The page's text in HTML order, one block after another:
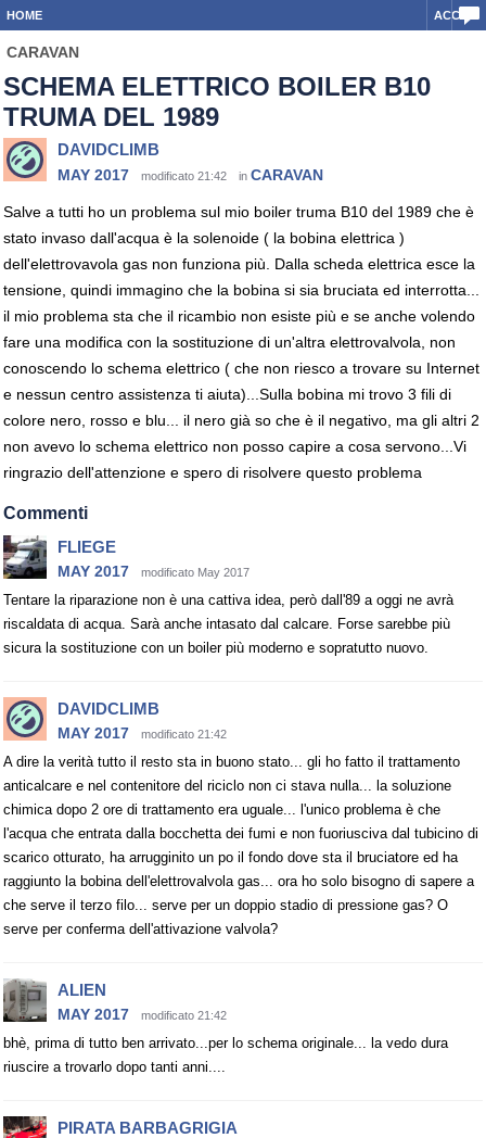
HOME ACCEDI
CARAVAN
SCHEMA ELETTRICO BOILER B10
TRUMA DEL 1989
DAVIDCLIMB
MAY 2017 modificato 21:42 in CARAVAN
Salve a tutti ho un problema sul mio boiler truma B10 del 1989 che è
stato invaso dall'acqua è la solenoide ( la bobina elettrica )
dell'elettrovavola gas non funziona più. Dalla scheda elettrica esce la
tensione, quindi immagino che la bobina si sia bruciata ed interrotta...
il mio problema sta che il ricambio non esiste più e se anche volendo
fare una modifica con la sostituzione di un'altra elettrovalvola, non
conoscendo lo schema elettrico ( che non riesco a trovare su Internet
e nessun centro assistenza ti aiuta)...Sulla bobina mi trovo 3 fili di
colore nero, rosso e blu... il nero già so che è il negativo, ma gli altri 2
non avevo lo schema elettrico non posso capire a cosa servono...Vi
ringrazio dell'attenzione e spero di risolvere questo problema
Commenti
FLIEGE
MAY 2017 modificato May 2017
Tentare la riparazione non è una cattiva idea, però dall'89 a oggi ne avrà
riscaldata di acqua. Sarà anche intasato dal calcare. Forse sarebbe più
sicura la sostituzione con un boiler più moderno e sopratutto nuovo.
DAVIDCLIMB
MAY 2017 modificato 21:42
A dire la verità tutto il resto sta in buono stato... gli ho fatto il trattamento
anticalcare e nel contenitore del riciclo non ci stava nulla... la soluzione
chimica dopo 2 ore di trattamento era uguale... l'unico problema è che
l'acqua che entrata dalla bocchetta dei fumi e non fuoriusciva dal tubicino di
scarico otturato, ha arrugginito un po il fondo dove sta il bruciatore ed ha
raggiunto la bobina dell'elettrovalvola gas... ora ho solo bisogno di sapere a
che serve il terzo filo... serve per un doppio stadio di pressione gas? O
serve per conferma dell'attivazione valvola?
ALIEN
MAY 2017 modificato 21:42
bhè, prima di tutto ben arrivato...per lo schema originale... la vedo dura
riuscire a trovarlo dopo tanti anni....
PIRATA BARBAGRIGIA